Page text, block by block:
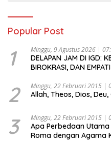
Popular Post
1 Minggu, 9 Agustus 2026 |
DELAPAN JAM DI IGD:
BIROKRASI, DAN
2 Minggu, 22 Februari 2015 |
Allah, Theos, Dios,
3 Minggu, 22 Februari 2015 |
Apa Perbedaan
Roma dengan Agama